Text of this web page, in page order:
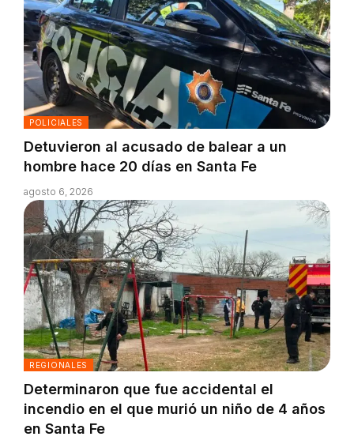
POLICIALES
Detuvieron al acusado de balear a un
hombre hace 20 días en Santa Fe
agosto 6, 2026
REGIONALES
Determinaron que fue accidental el
incendio en el que murió un niño de 4 años
en Santa Fe